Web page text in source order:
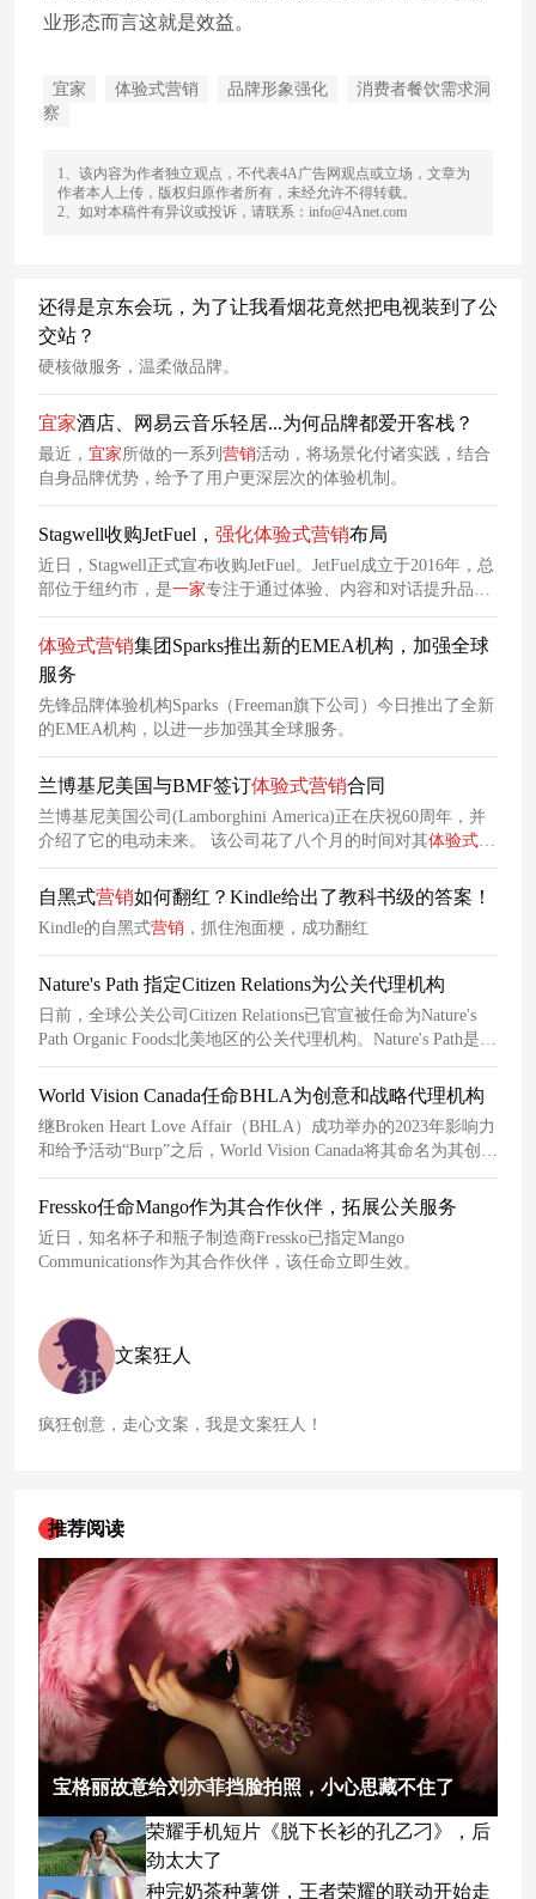
业形态而言这就是效益。
宜家 体验式营销 品牌形象强化
消费者餐饮需求洞
察
1、该内容为作者独立观点，不代表4A广告网观点或立场，文章为
作者本人上传，版权归原作者所有，未经允许不得转载。
2、如对本稿件有异议或投诉，请联系：info@4Anet.com
还得是京东会玩，为了让我看烟花竟然把电视装到了公
交站？
硬核做服务，温柔做品牌。
宜家酒店、网易云音乐轻居...为何品牌都爱开客栈？
最近， 宜家所做的一系列 营销活动，将场景化付诸实践，结合
自身品牌优势，给予了用户更深层次的体验机制。
Stagwell收购JetFuel， 强化体验式营销布局
近日，Stagwell正式宣布收购JetFuel。JetFuel成立于2016年，总
部位于纽约市，是一家专注于通过体验、内容和对话提升品牌
知名度的体验式营销服务机构，收购完成后，该机构将成为
Stagwell旗下综合体验式 机构TEAM的子公司。
体验式营销集团Sparks推出新的EMEA机构，加强全球
服务
先锋品牌体验机构Sparks（Freeman旗下公司）今日推出了全新
的EMEA机构，以进一步加强其全球服务。
兰博基尼美国与BMF签订体验式营销合同
兰博基尼美国公司(Lamborghini America)正在庆祝60周年，并
介绍了它的电动未来。 该公司花了八个月的时间对其体验式
销账户进行审查，寻找一家能够在该品牌接近60周年的里程碑
之际抓住其活力和文化的机构。在将广告公司数量减少到三家
之后，它接受了BMF的竞标。
自黑式营销如何翻红？Kindle给出了教科书级的答案！
Kindle的自黑式营销 ，抓住泡面梗，成功翻红
Nature's Path 指定Citizen Relations为公关代理机构
日前，全球公关公司Citizen Relations已官宣被任命为Nature's
Path Organic Foods北美地区的公关代理机构。Nature's Path是
家领先的有机食品品牌，该品牌希望在2025年重新进入美国市
场，此次任命后，Citizen需要结合该品牌的品牌定位，为其打
以及创意战略。
World Vision Canada任命BHLA为创意和战略代理机构
继Broken Heart Love Affair（BHLA）成功举办的2023年影响力
和给予活动“Burp”之后，World Vision Canada将其命名为其创意
和战略代理机构。
Fressko任命Mango作为其合作伙伴，拓展公关服务
近日，知名杯子和瓶子制造商Fressko已指定Mango
Communications作为其合作伙伴，该任命立即生效。
文案狂人
疯狂创意，走心文案，我是文案狂人！
推荐阅读
宝格丽故意给刘亦菲挡脸拍照，小心思藏不住了
荣耀手机短片《脱下长衫的孔乙刁》，后
劲太大了
种完奶茶种薯饼，王者荣耀的联动开始走